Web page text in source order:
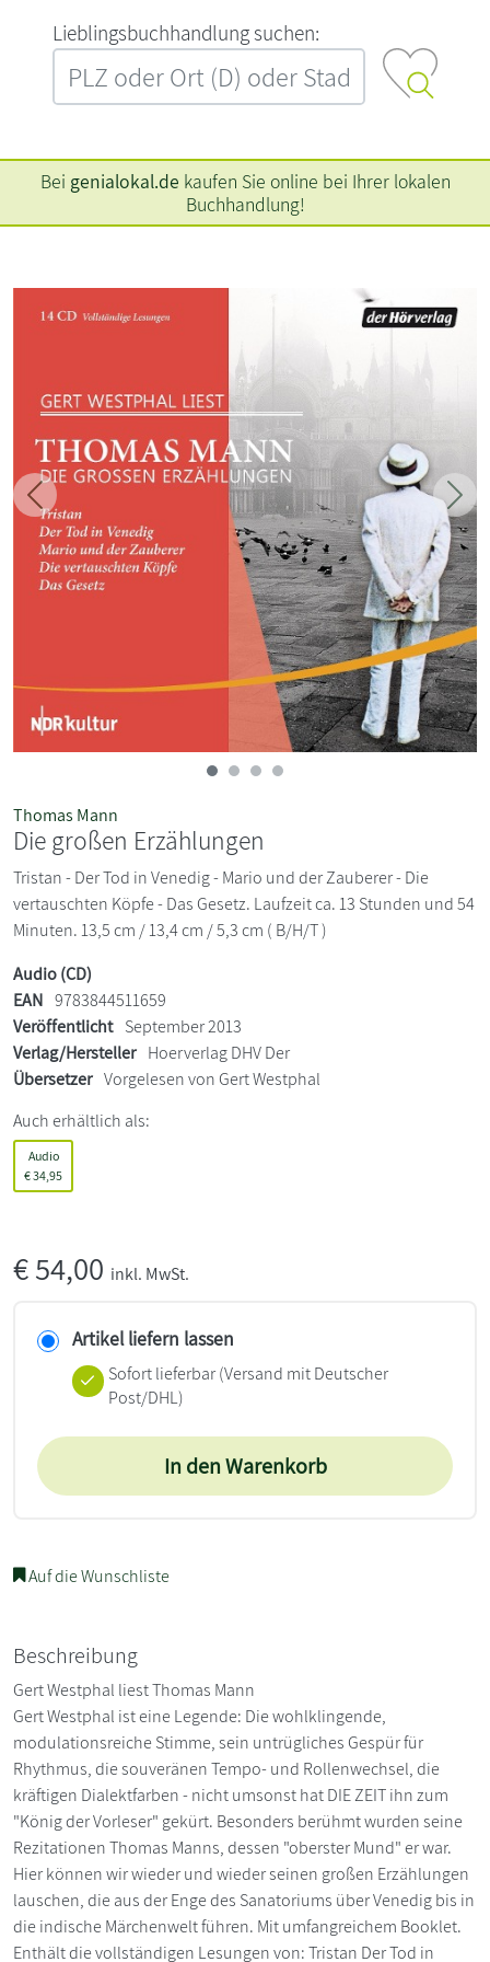
L‍i‍e‍b‍l‍i‍n‍g‍s‍b‍u‍c‍h‍h‍a‍n‍d‍l‍u‍n‍g‍ ‍s‍u‍c‍h‍e‍n‍:‍
Bei genialokal.de kaufen Sie online bei Ihrer lokalen
Buchhandlung!
Zurück
Thomas Mann
Die großen Erzählungen
Tristan - Der Tod in Venedig - Mario und der Zauberer - Die
vertauschten Köpfe - Das Gesetz. Laufzeit ca. 13 Stunden und 54
Minuten. 13,5 cm / 13,4 cm / 5,3 cm ( B/H/T )
Audio (CD)
EAN 9783844511659
Veröffentlicht September 2013
Verlag/Hersteller Hoerverlag DHV Der
Übersetzer Vorgelesen von Gert Westphal
Auch erhältlich als:
Audio
€34,95
€54,00 inkl. MwSt.
Artikel liefern lassen
Sofort lieferbar(Versand mit Deutscher
Post/DHL)
In den Warenkorb
Auf die Wunschliste
Beschreibung
Gert Westphal liest Thomas Mann
Gert Westphal ist eine Legende: Die wohlklingende,
modulationsreiche Stimme, sein untrügliches Gespür für
Rhythmus, die souveränen Tempo- und Rollenwechsel, die
kräftigen Dialektfarben - nicht umsonst hat DIE ZEIT ihn zum
"König der Vorleser" gekürt. Besonders berühmt wurden seine
Rezitationen Thomas Manns, dessen "oberster Mund" er war.
Hier können wir wieder und wieder seinen großen Erzählungen
lauschen, die aus der Enge des Sanatoriums über Venedig bis in
die indische Märchenwelt führen. Mit umfangreichem Booklet.
Enthält die vollständigen Lesungen von: Tristan Der Tod in